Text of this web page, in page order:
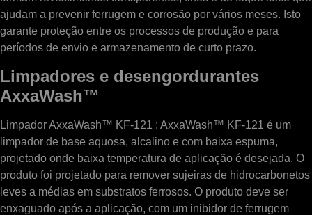
ajudam a prevenir ferrugem e corrosão por vários meses. Isto
garante proteção entre os processos de produção e para
períodos de envio e armazenamento de curto prazo.
Limpadores e desengordurantes
AxxaWash™
Limpador AxxaWash™ KF-121 : AxxaWash™ KF-121 é um
limpador de base aquosa, alcalino e com baixa espuma,
projetado onde baixa temperatura de aplicação é desejada. O
produto foi projetado para remover sujeiras de hidrocarbonetos
leves a médias em substratos ferrosos. O produto deve ser
enxaguado após a aplicação, com um inibidor de ferrugem